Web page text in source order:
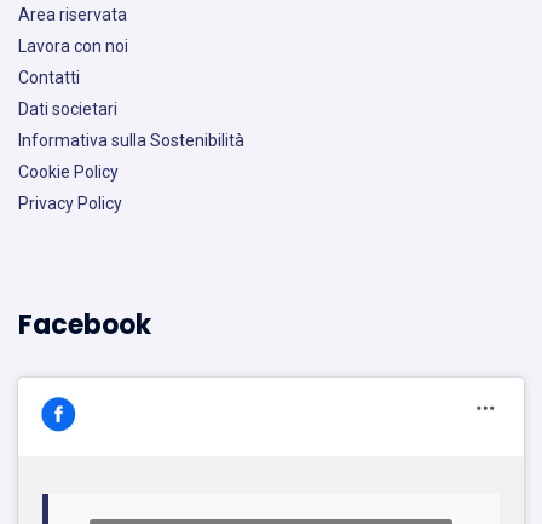
Area riservata
Lavora con noi
Contatti
Dati societari
Informativa sulla Sostenibilità
Cookie Policy
Privacy Policy
Facebook